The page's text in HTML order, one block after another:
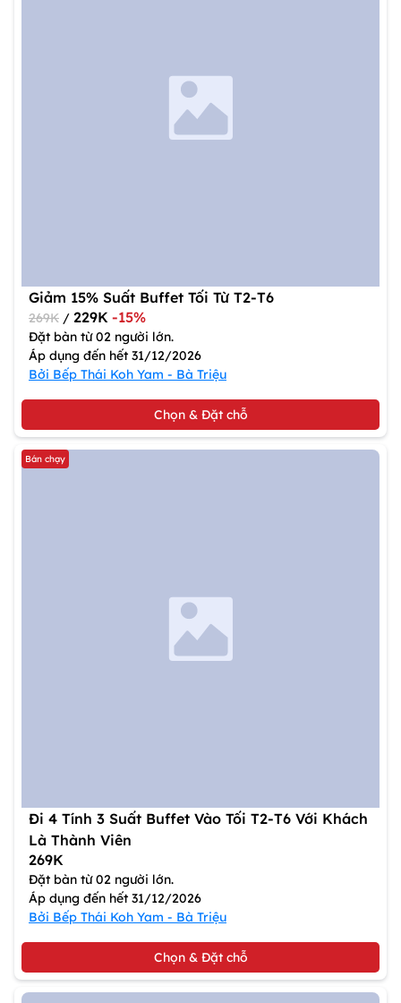
Giảm 15% Suất Buffet Tối Từ T2-T6
269K / 229K -15%
Đặt bàn từ 02 người lớn.
Áp dụng đến hết 31/12/2026
Bởi Bếp Thái Koh Yam - Bà Triệu
Chọn & Đặt chỗ
Bán chạy
Đi 4 Tính 3 Suất Buffet Vào Tối T2-T6 Với Khách
Là Thành Viên
269K
Đặt bàn từ 02 người lớn.
Áp dụng đến hết 31/12/2026
Bởi Bếp Thái Koh Yam - Bà Triệu
Chọn & Đặt chỗ